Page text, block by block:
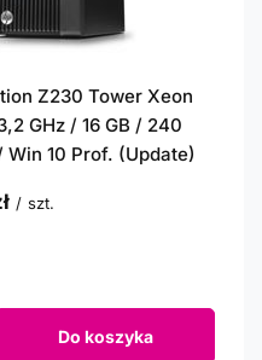
Z230 Tower Xeon
GHz / 16 GB / 240
Win 10 Prof. (Update)
/ szt.
Do koszyka